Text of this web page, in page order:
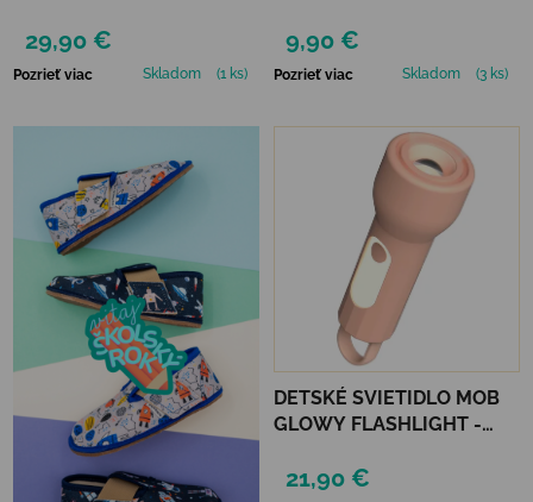
29,90 €
Pozrieť viac Skladom (1 ks)
9,90 €
Pozrieť viac Skladom (3 ks)
DETSKÉ SVIETIDLO MOB
GLOWY FLASHLIGHT -
21,90 €